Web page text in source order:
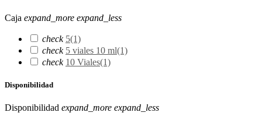
Caja expand_more expand_less
check 5(1)
check 5 viales 10 ml(1)
check 10 Viales(1)
Disponibilidad
Disponibilidad expand_more expand_less